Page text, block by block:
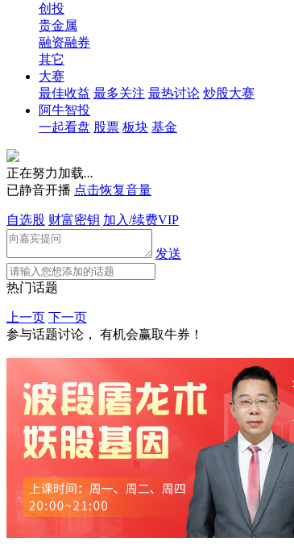
创投
贵金属
融资融券
其它
大赛
最佳收益 最多关注 最热讨论 炒股大赛
阿牛智投
一起看盘 股票 板块 基金
正在努力加载...
已静音开播 点击恢复音量
自选股 财富密钥 加入/续费VIP
发送
热门话题
上一页 下一页
参与话题讨论， 有机会赢取牛券！